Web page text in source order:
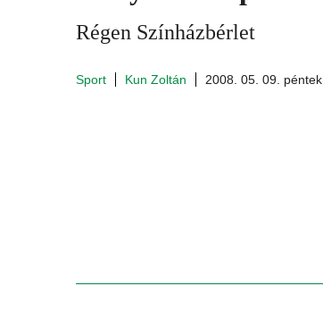
Régen Színházbérlet
Sport Kun Zoltán 2008. 05. 09. péntek